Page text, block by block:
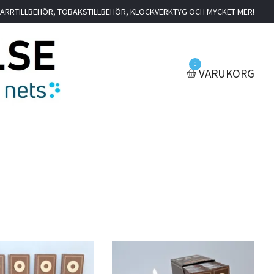
TOBAKSTILLBEHÖR, KLOCKVERKTYG OCH MYCKET MER!
0
VARUKORG